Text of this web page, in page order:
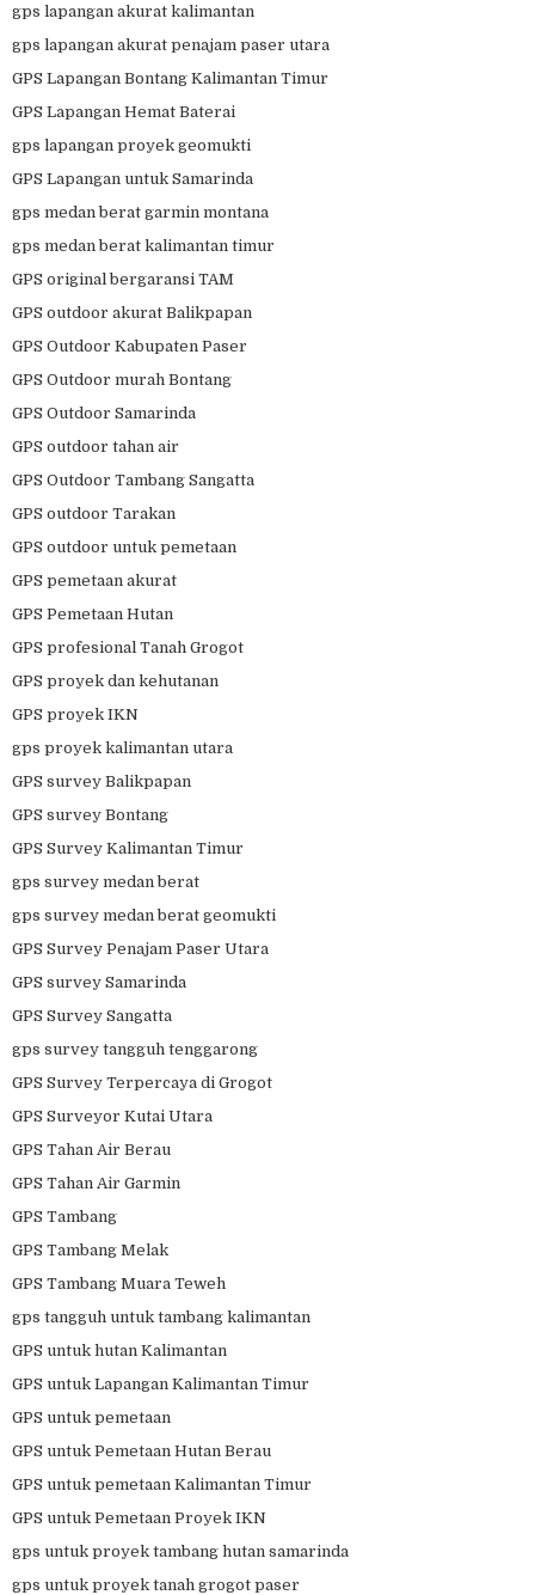
gps lapangan akurat kalimantan
gps lapangan akurat penajam paser utara
GPS Lapangan Bontang Kalimantan Timur
GPS Lapangan Hemat Baterai
gps lapangan proyek geomukti
GPS Lapangan untuk Samarinda
gps medan berat garmin montana
gps medan berat kalimantan timur
GPS original bergaransi TAM
GPS outdoor akurat Balikpapan
GPS Outdoor Kabupaten Paser
GPS Outdoor murah Bontang
GPS Outdoor Samarinda
GPS outdoor tahan air
GPS Outdoor Tambang Sangatta
GPS outdoor Tarakan
GPS outdoor untuk pemetaan
GPS pemetaan akurat
GPS Pemetaan Hutan
GPS profesional Tanah Grogot
GPS proyek dan kehutanan
GPS proyek IKN
gps proyek kalimantan utara
GPS survey Balikpapan
GPS survey Bontang
GPS Survey Kalimantan Timur
gps survey medan berat
gps survey medan berat geomukti
GPS Survey Penajam Paser Utara
GPS survey Samarinda
GPS Survey Sangatta
gps survey tangguh tenggarong
GPS Survey Terpercaya di Grogot
GPS Surveyor Kutai Utara
GPS Tahan Air Berau
GPS Tahan Air Garmin
GPS Tambang
GPS Tambang Melak
GPS Tambang Muara Teweh
gps tangguh untuk tambang kalimantan
GPS untuk hutan Kalimantan
GPS untuk Lapangan Kalimantan Timur
GPS untuk pemetaan
GPS untuk Pemetaan Hutan Berau
GPS untuk pemetaan Kalimantan Timur
GPS untuk Pemetaan Proyek IKN
gps untuk proyek tambang hutan samarinda
gps untuk proyek tanah grogot paser